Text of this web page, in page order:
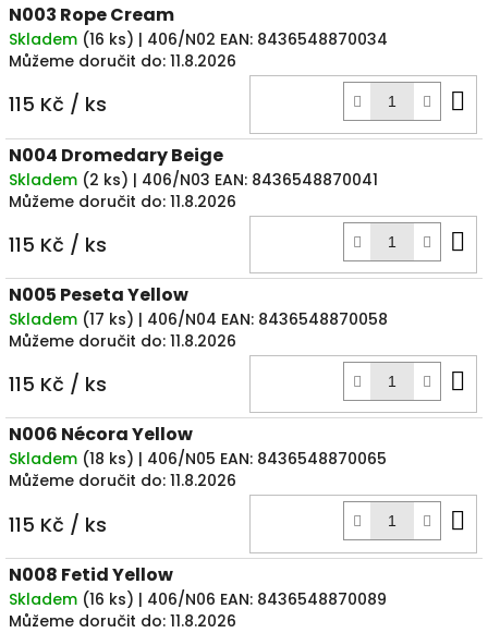
N003 Rope Cream
Skladem (16 ks) | 406/N02 EAN: 8436548870034
Můžeme doručit do: 11.8.2026
115 Kč / ks
N004 Dromedary Beige
Skladem (2 ks) | 406/N03 EAN: 8436548870041
Můžeme doručit do: 11.8.2026
115 Kč / ks
N005 Peseta Yellow
Skladem (17 ks) | 406/N04 EAN: 8436548870058
Můžeme doručit do: 11.8.2026
115 Kč / ks
N006 Nécora Yellow
Skladem (18 ks) | 406/N05 EAN: 8436548870065
Můžeme doručit do: 11.8.2026
115 Kč / ks
N008 Fetid Yellow
Skladem (16 ks) | 406/N06 EAN: 8436548870089
Můžeme doručit do: 11.8.2026